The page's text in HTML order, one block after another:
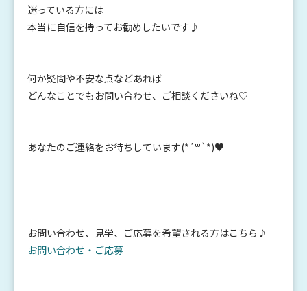
迷っている方には
本当に自信を持ってお勧めしたいです♪
何か疑問や不安な点などあれば
どんなことでもお問い合わせ、ご相談くださいね♡
あなたのご連絡をお待ちしています(*´꒳`*)♥
お問い合わせ、見学、ご応募を希望される方はこちら♪
お問い合わせ・ご応募